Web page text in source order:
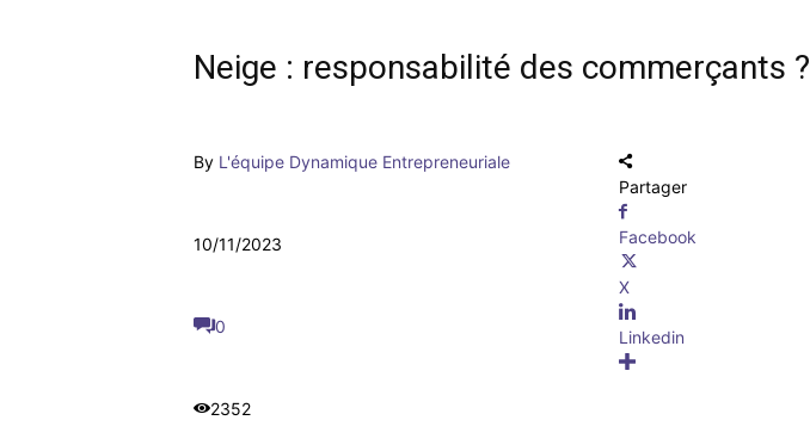
Neige : responsabilité des commerçants ?
By L'équipe Dynamique Entrepreneuriale
10/11/2023
0
2352
Partager
Facebook
X
Linkedin